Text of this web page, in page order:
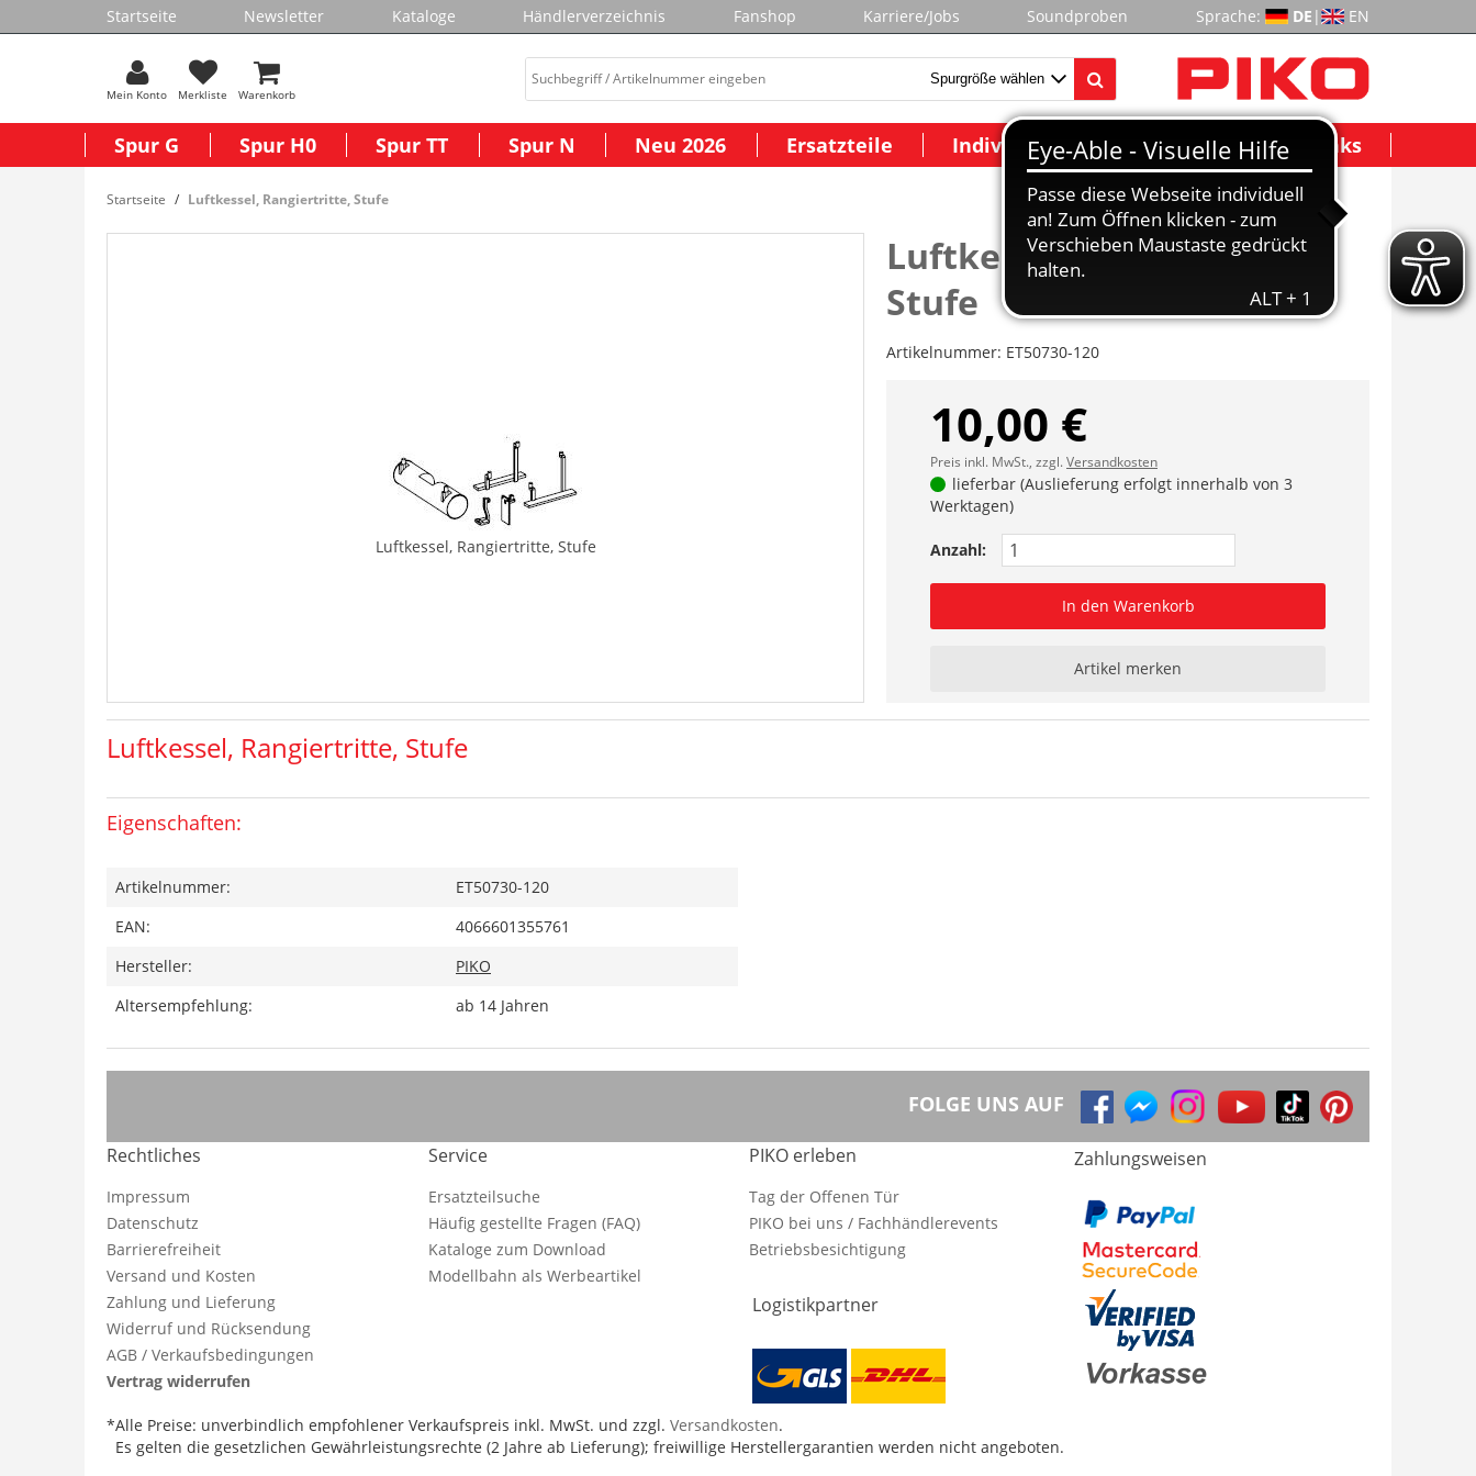
Startseite Newsletter Kataloge Händlerverzeichnis Fanshop Karriere/Jobs Soundproben Sprache: DE | EN
Mein Konto Merkliste Warenkorb
Spur G Spur H0 Spur TT Spur N Neu 2026 Ersatzteile Individuelle Modelle Wichtige Links
Startseite Luftkessel, Rangiertritte, Stufe
Luftkessel, Rangiertritte, Stufe
Luftkessel, Rangiertritte,
Stufe
Artikelnummer: ET50730-120
10,00 €
Preis inkl. MwSt., zzgl.Versandkosten
lieferbar (Auslieferung erfolgt innerhalb von 3
Werktagen)
Anzahl:
In den Warenkorb
Artikel merken
Luftkessel, Rangiertritte, Stufe
Eigenschaften:
Artikelnummer:
ET50730-120
EAN:
4066601355761
Hersteller:
PIKO
Altersempfehlung:
ab 14 Jahren
FOLGE UNS AUF
Rechtliches
Impressum
Datenschutz
Barrierefreiheit
Versand und Kosten
Zahlung und Lieferung
Widerruf und Rücksendung
AGB / Verkaufsbedingungen
Vertrag widerrufen
Service
Ersatzteilsuche
Häufig gestellte Fragen (FAQ)
Kataloge zum Download
Modellbahn als Werbeartikel
PIKO erleben
Tag der Offenen Tür
PIKO bei uns / Fachhändlerevents
Betriebsbesichtigung
Logistikpartner
Zahlungsweisen
*Alle Preise: unverbindlich empfohlener Verkaufspreis inkl. MwSt. und zzgl. Versandkosten.
Es gelten die gesetzlichen Gewährleistungsrechte (2 Jahre ab Lieferung); freiwillige Herstellergarantien werden nicht angeboten.